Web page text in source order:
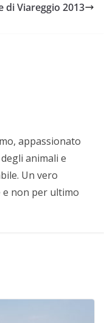
di Viareggio 2013
appassionato
animali e
Un vero
non per ultimo